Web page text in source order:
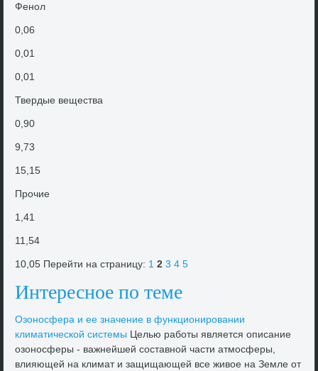
Фенол
0,06
0,01
0,01
Твердые вещества
0,90
9,73
15,15
Прочие
1,41
11,54
10,05 Перейти на страницу: 1 2 3 4 5
Интересное по теме
Озоносфера и ее значение в функционировании
климатической системы Целью работы является описание
озоносферы - важнейшей составной части атмосферы,
влияющей на климат и защищающей все живοе на Земле от